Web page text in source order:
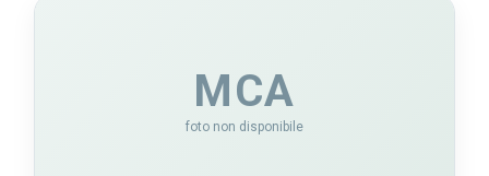
MCA
foto non disponibile